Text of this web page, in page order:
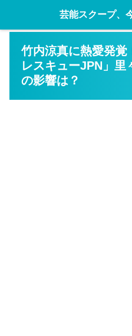
竹内涼真に熱愛発覚
レスキューJPN」里
の影響は？
芸能スクープ、